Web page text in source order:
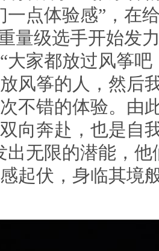
一点体验感”，在
量级选手开始发
大家都放过风筝
风筝的人，然后
不错的体验。由
向奔赴，也是自
出无限的潜能，
起伏，身临其境